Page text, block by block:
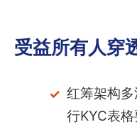
受益所有人穿
红筹架构
行KYC表